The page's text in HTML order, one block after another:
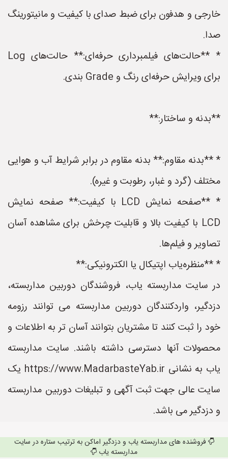
خارجی و هدفون برای ضبط صدای با کیفیت و مانیتورینگ
صدا.
* **حالت‌های فیلمبرداری حرفه‌ای:** حالت‌های Log
برای ویرایش حرفه‌ای رنگ و Grade بندی.
**بدنه و ساختار:**
* **بدنه مقاوم:** بدنه مقاوم در برابر شرایط آب و هوایی
مختلف (گرد و غبار، رطوبت و غیره).
* **صفحه نمایش LCD با کیفیت:** صفحه نمایش
LCD با کیفیت بالا و قابلیت چرخش برای مشاهده آسان
تصاویر و فیلم‌ها.
* **منظره‌یاب اپتیکال یا الکترونیکی:**
در سایت مداربسته یاب، فروشندگان دوربین مداربسته،
دزدگیر، واردکنندگان دوربین مداربسته می توانند رزومه
خود را ثبت کنند تا مشتریان بتوانند آسان تر به اطلاعات و
محصولات آنها دسترسی داشته باشند. سایت مداربسته
یاب به نشانی https://www.MadarbasteYab.ir یک
سایت عالی جهت ثبت آگهی و تبلیغات دوربین مداربسته
و دزدگیر می باشد.
فروشنده های مداربسته یاب و دزدگیر اماکن به ترتیب ستاره در سایت
مداربسته یاب